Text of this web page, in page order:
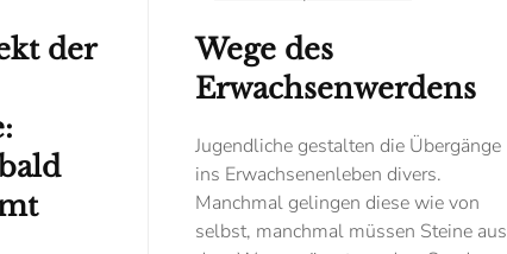
der
Wege des
Erwachsenwerdens
Jugendliche gestalten die Übergänge
ins Erwachsenenleben divers.
Manchmal gelingen diese wie von
selbst, manchmal müssen Steine aus